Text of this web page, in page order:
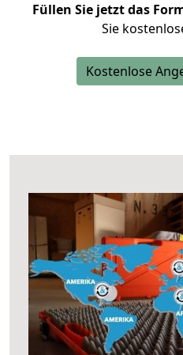
Füllen Sie jetzt das
Sie
Kostenlose